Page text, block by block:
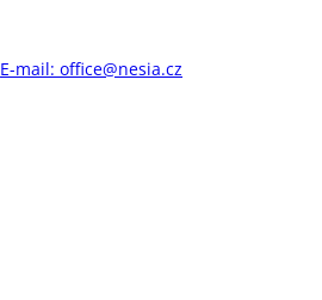
E-mail: office@nesia.cz